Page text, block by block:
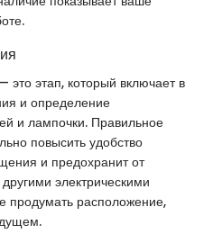
этап, который включает в
и определение
и лампочки. Правильное
повысить удобство
и предохранит от
электрическими
продумать расположение,